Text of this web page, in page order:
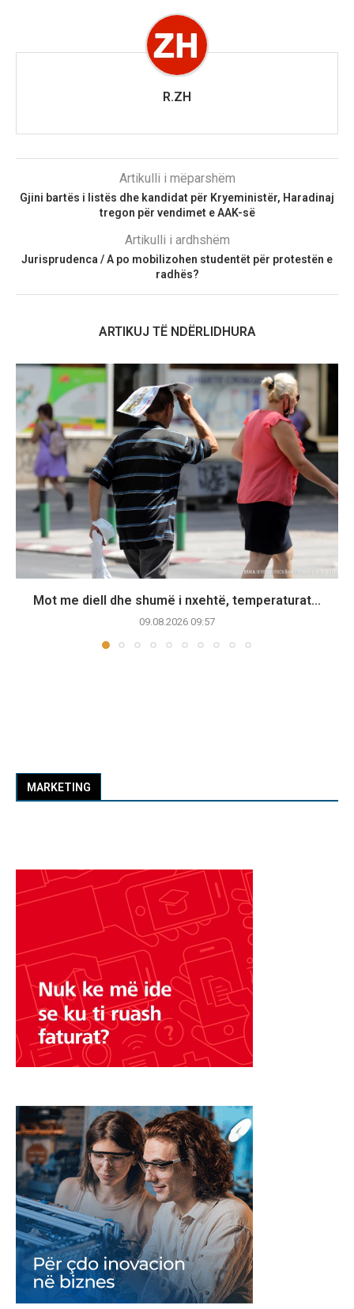
R.ZH
Artikulli i mëparshëm
Gjini bartës i listës dhe kandidat për Kryeministër, Haradinaj
tregon për vendimet e AAK-së
Artikulli i ardhshëm
Jurisprudenca / A po mobilizohen studentët për protestën e
radhës?
ARTIKUJ TË NDËRLIDHURA
Mot me diell dhe shumë i nxehtë, temperaturat...
09.08.2026 09:57
MARKETING